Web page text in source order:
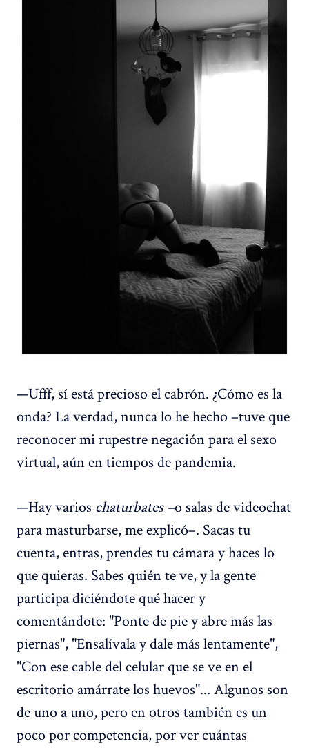
—Ufff, sí está precioso el cabrón. ¿Cómo es la
onda? La verdad, nunca lo he hecho –tuve que
reconocer mi rupestre negación para el sexo
virtual, aún en tiempos de pandemia.
—Hay varios chaturbates –o salas de videochat
para masturbarse, me explicó–. Sacas tu
cuenta, entras, prendes tu cámara y haces lo
que quieras. Sabes quién te ve, y la gente
participa diciéndote qué hacer y
comentándote: "Ponte de pie y abre más las
piernas", "Ensalívala y dale más lentamente",
"Con ese cable del celular que se ve en el
escritorio amárrate los huevos"... Algunos son
de uno a uno, pero en otros también es un
poco por competencia, por ver cuántas